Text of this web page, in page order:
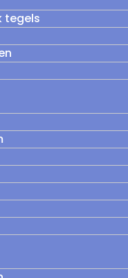
tegels